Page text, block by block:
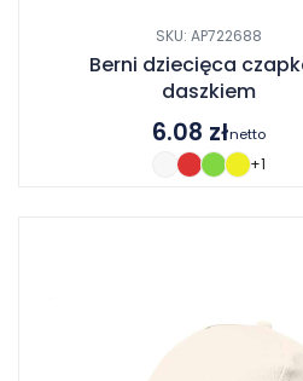
SKU: AP722688
Berni dziecięca
daszkiem
6.08 złnetto
+1